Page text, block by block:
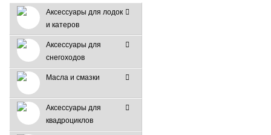
Аксессуары для лодок
и катеров
Аксессуары для
снегоходов
Масла и смазки
Аксессуары для
квадроциклов